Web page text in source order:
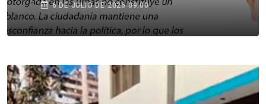
6 DE JULIO DE 2026 09:00